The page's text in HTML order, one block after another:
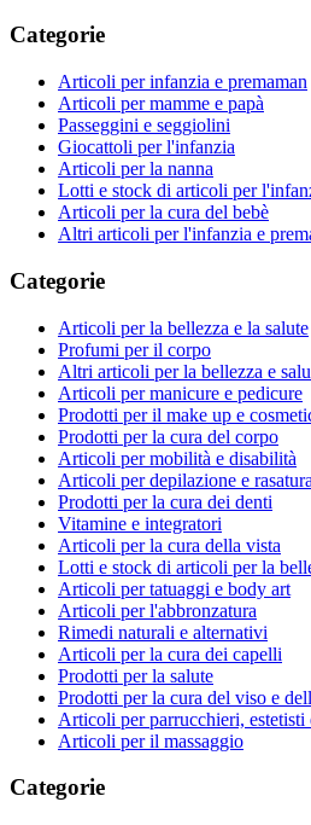
Categorie
Articoli per infanzia e premaman
Articoli per mamme e papà
Passeggini e seggiolini
Giocattoli per l'infanzia
Articoli per la nanna
Lotti e stock di articoli per
Articoli per la cura del bebè
Altri articoli per l'infanzia e
Categorie
Articoli per la bellezza e la salute
Profumi per il corpo
Altri articoli per la bellezza e
Articoli per manicure e pedicure
Prodotti per il make up e
Prodotti per la cura del corpo
Articoli per mobilità e disabilità
Articoli per depilazione e rasatura
Prodotti per la cura dei denti
Vitamine e integratori
Articoli per la cura della vista
Lotti e stock di articoli per la
Articoli per tatuaggi e body art
Articoli per l'abbronzatura
Rimedi naturali e alternativi
Articoli per la cura dei capelli
Prodotti per la salute
Prodotti per la cura del viso e
Articoli per parrucchieri, estetisti
Articoli per il massaggio
Categorie